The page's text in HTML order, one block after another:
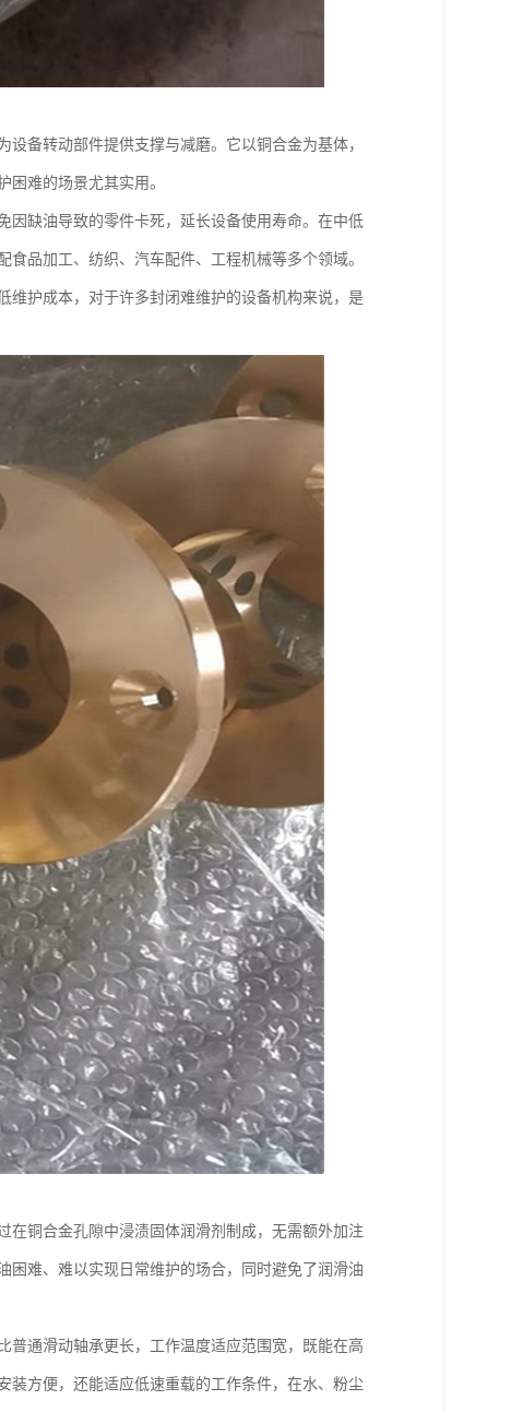
备转动部件提供支撑与减磨。它以铜合金为基体，
难的场景尤其实用。
因缺油导致的零件卡死，延长设备使用寿命。在中低
品加工、纺织、汽车配件、工程机械等多个领域。
维护成本，对于许多封闭难维护的设备机构来说，是
在铜合金孔隙中浸渍固体润滑剂制成，无需额外加注
困难、难以实现日常维护的场合，同时避免了润滑油
普通滑动轴承更长，工作温度适应范围宽，既能在高
装方便，还能适应低速重载的工作条件，在水、粉尘